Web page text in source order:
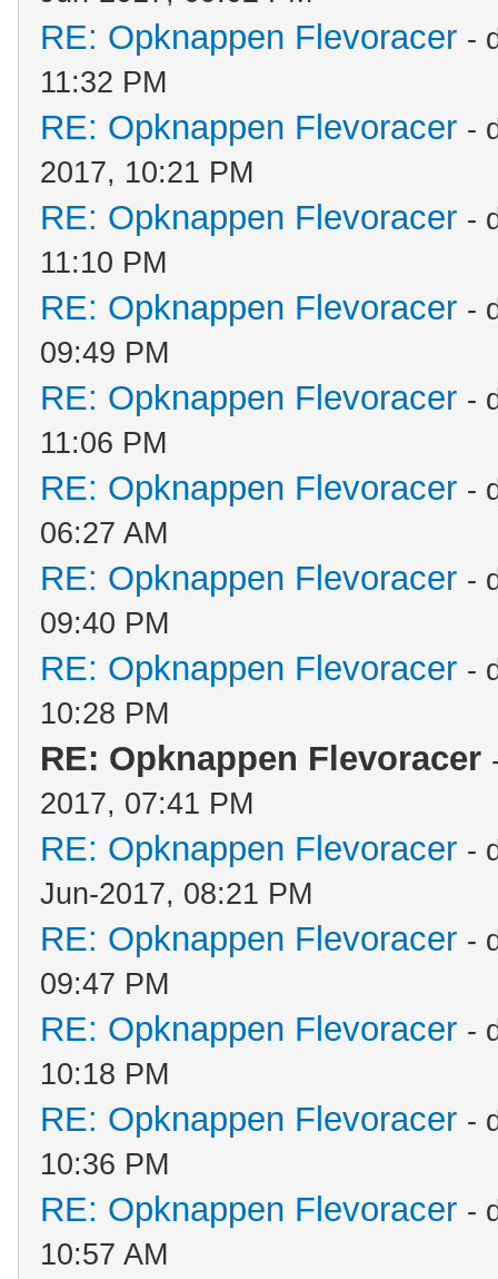
RE: Opknappen Flevoracer -
11:32 PM
RE: Opknappen Flevoracer -
2017, 10:21 PM
RE: Opknappen Flevoracer -
11:10 PM
RE: Opknappen Flevoracer -
09:49 PM
RE: Opknappen Flevoracer -
11:06 PM
RE: Opknappen Flevoracer -
06:27 AM
RE: Opknappen Flevoracer -
09:40 PM
RE: Opknappen Flevoracer -
10:28 PM
RE: Opknappen Flevoracer
2017, 07:41 PM
RE: Opknappen Flevoracer -
Jun-2017, 08:21 PM
RE: Opknappen Flevoracer -
09:47 PM
RE: Opknappen Flevoracer -
10:18 PM
RE: Opknappen Flevoracer -
10:36 PM
RE: Opknappen Flevoracer -
10:57 AM